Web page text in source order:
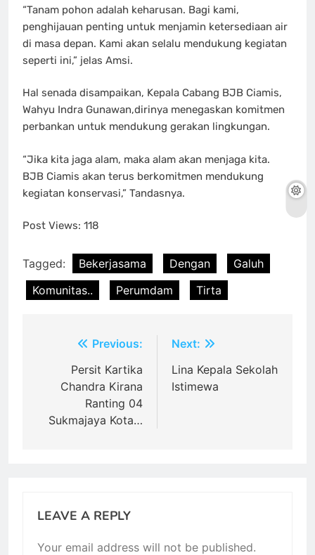
“Tanam pohon adalah keharusan. Bagi kami,
penghijauan penting untuk menjamin ketersediaan air
di masa depan. Kami akan selalu mendukung kegiatan
seperti ini,” jelas Amsi.
Hal senada disampaikan, Kepala Cabang BJB Ciamis,
Wahyu Indra Gunawan,dirinya menegaskan komitmen
perbankan untuk mendukung gerakan lingkungan.
“Jika kita jaga alam, maka alam akan menjaga kita.
BJB Ciamis akan terus berkomitmen mendukung
kegiatan konservasi,” Tandasnya.
Post Views: 118
Tagged: Bekerjasama Dengan
Galuh
Komunitas..
Perumdam Tirta
navigation
Previous:
Persit Kartika
Chandra Kirana
Ranting 04
Sukmajaya Kota…
Next:
Lina Kepala Sekolah
Istimewa
LEAVE A REPLY
Your email address will not be published.